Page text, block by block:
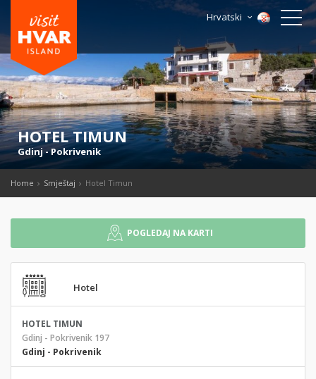
Hrvatski
HOTEL TIMUN
Gdinj-Pokrivenik
Home Smještaj Hotel Timun
POGLEDAJ NA KARTI
Hotel
HOTEL TIMUN
Gdinj - Pokrivenik 197
Gdinj - Pokrivenik